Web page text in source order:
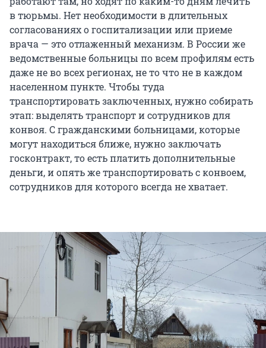
в тюрьмы. Нет необходимости в длительных
согласованиях о госпитализации или приеме
врача — это отлаженный механизм. В России же
ведомственные больницы по всем профилям есть
даже не во всех регионах, не то что не в каждом
населенном пункте. Чтобы туда
транспортировать заключенных, нужно собирать
этап: выделять транспорт и сотрудников для
конвоя. С гражданскими больницами, которые
могут находиться ближе, нужно заключать
госконтракт, то есть платить дополнительные
деньги, и опять же транспортировать с конвоем,
сотрудников для которого всегда не хватает.